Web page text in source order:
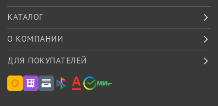
КАТАЛОГ
О КОМПАНИИ
ДЛЯ ПОКУПАТЕЛЕЙ